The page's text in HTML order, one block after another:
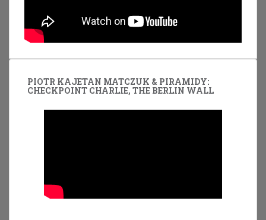
PIOTR KAJETAN MATCZUK & PIRAMIDY:
CHECKPOINT CHARLIE, THE BERLIN WALL